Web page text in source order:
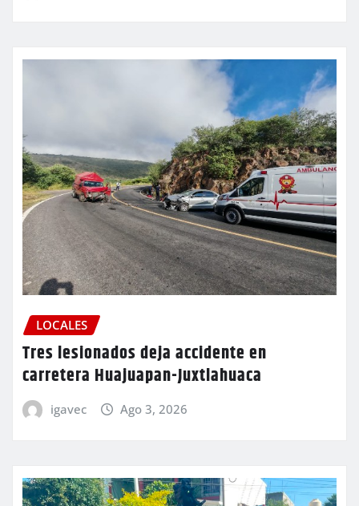
LOCALES
Tres lesionados deja accidente en
carretera Huajuapan-Juxtlahuaca
igavec Ago 3, 2026